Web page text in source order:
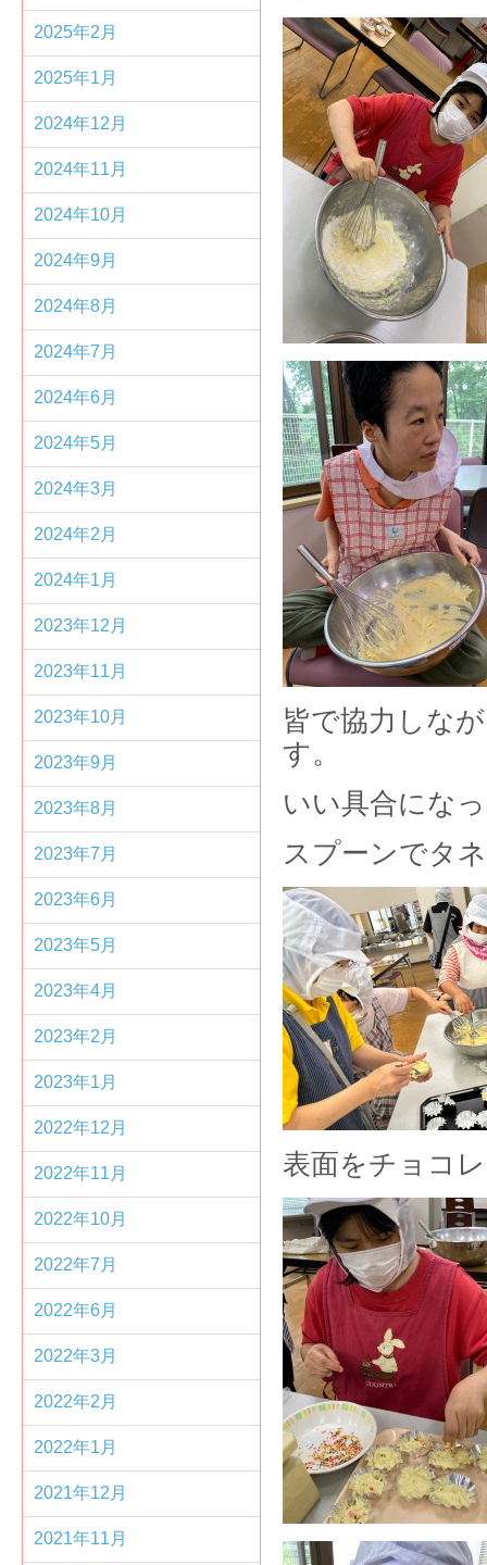
皆で協力しな
す。
いい具合にな
スプーンでタ
表面をチョコ
2025年2月
2025年1月
2024年12月
2024年11月
2024年10月
2024年9月
2024年8月
2024年7月
2024年6月
2024年5月
2024年3月
2024年2月
2024年1月
2023年12月
2023年11月
2023年10月
2023年9月
2023年8月
2023年7月
2023年6月
2023年5月
2023年4月
2023年2月
2023年1月
2022年12月
2022年11月
2022年10月
2022年7月
2022年6月
2022年3月
2022年2月
2022年1月
2021年12月
2021年11月